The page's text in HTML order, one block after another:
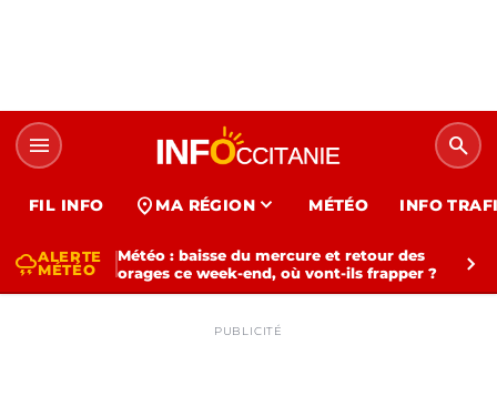
menu search
FIL INFO location_on MA RÉGION expand_more MÉTÉO INFO
thunderstormALERTE
MÉTÉO
Météo : baisse du mercure et retour des
orages ce week-end, où vont-ils frapper ?
chevron_right
PUBLICITÉ